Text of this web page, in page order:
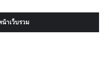
าเว็บรวม